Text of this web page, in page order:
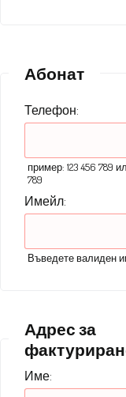
Абонат
Телефон:
пример: 123 456 789
789
Имейл:
Въведете валиден
Адрес за
Име: